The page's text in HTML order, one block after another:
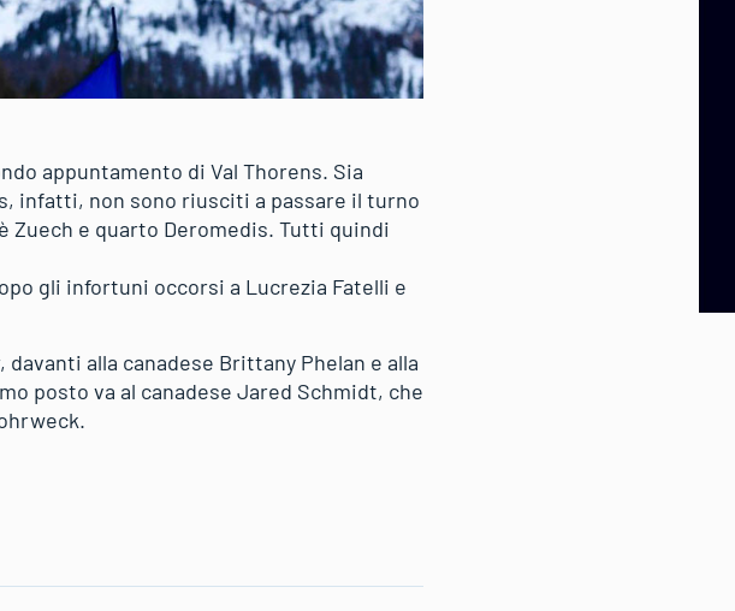
appuntamento di Val Thorens. Sia
infatti, non sono riusciti a passare il turno
Zuech e quarto Deromedis. Tutti quindi
gli infortuni occorsi a Lucrezia Fatelli e
alla canadese Brittany Phelan e alla
posto va al canadese Jared Schmidt, che